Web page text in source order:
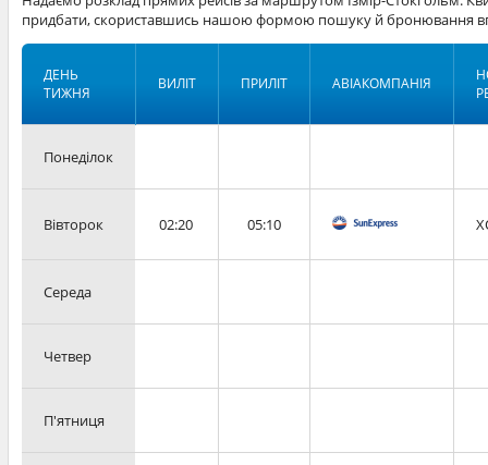
придбати, скориставшись нашою формою пошуку й бронювання
ДЕНЬ
ТИЖНЯ
ВИЛІТ ПРИЛІТ АВІАКОМПАНІЯ
Понеділок
Вівторок 02:20 05:10
Середа
Четвер
П'ятниця